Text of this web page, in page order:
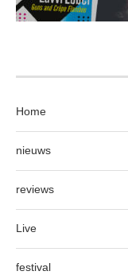
Home
nieuws
reviews
Live
festival